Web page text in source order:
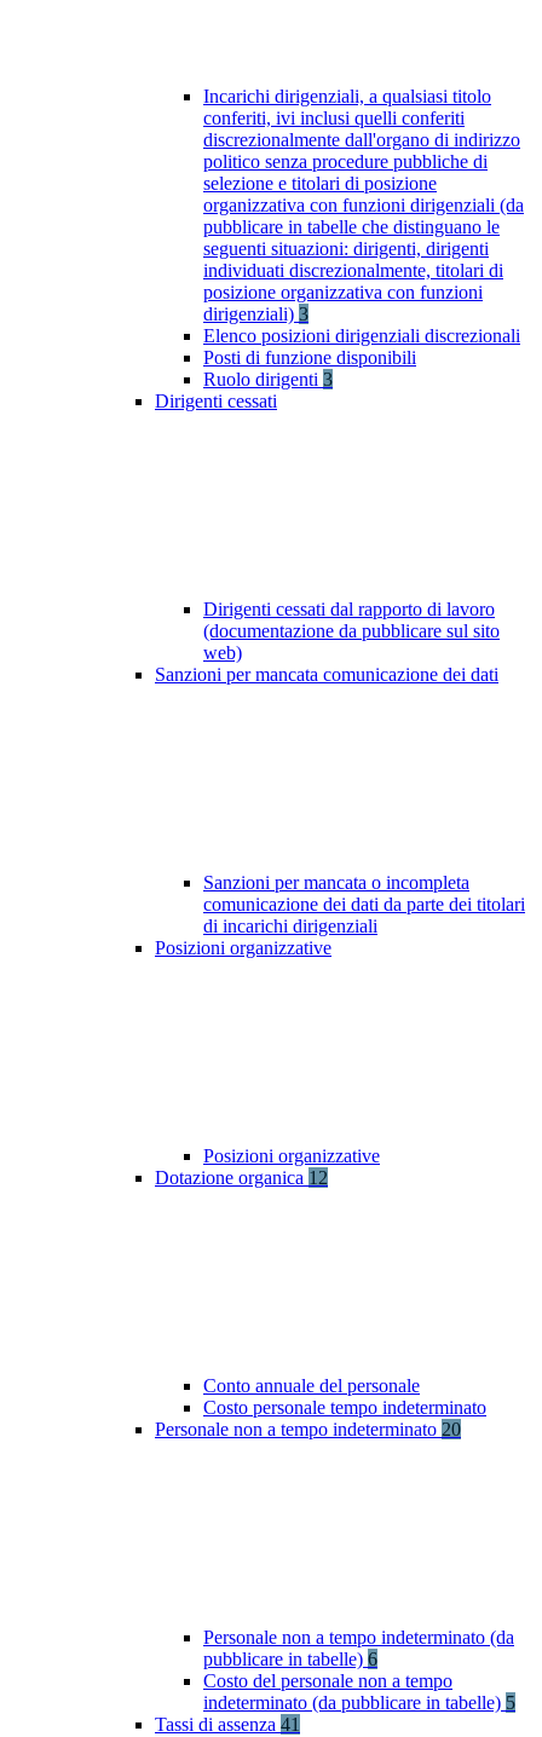
Incarichi dirigenziali, a qualsiasi titolo
conferiti, ivi inclusi quelli conferiti
discrezionalmente dall'organo di indirizzo
politico senza procedure pubbliche di
selezione e titolari di posizione
organizzativa con funzioni dirigenziali (da
pubblicare in tabelle che distinguano le
seguenti situazioni: dirigenti, dirigenti
individuati discrezionalmente, titolari di
posizione organizzativa con funzioni
dirigenziali) 3
Elenco posizioni dirigenziali discrezionali
Posti di funzione disponibili
Ruolo dirigenti 3
Dirigenti cessati
Dirigenti cessati dal rapporto di lavoro
(documentazione da pubblicare sul sito
web)
Sanzioni per mancata comunicazione dei dati
Sanzioni per mancata o incompleta
comunicazione dei dati da parte dei titolari
di incarichi dirigenziali
Posizioni organizzative
Posizioni organizzative
Dotazione organica 12
Conto annuale del personale
Costo personale tempo indeterminato
Personale non a tempo indeterminato 20
Personale non a tempo indeterminato (da
pubblicare in tabelle) 6
Costo del personale non a tempo
indeterminato (da pubblicare in tabelle) 5
Tassi di assenza 41